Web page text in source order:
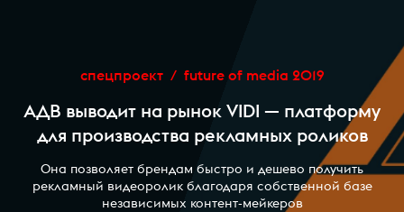
спецпроект future of media 2019
АДВ выводит на рынок VIDI — платформу
для производства рекламных роликов
Она позволяет брендам быстро и дешево получить
рекламный видеоролик благодаря собственной базе
независимых контент-мейкеров